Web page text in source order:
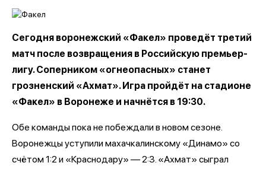
Сегодня воронежский «Факел» проведёт третий
матч после возвращения в Российскую премьер-
лигу. Соперником «огнеопасных» станет
грозненский «Ахмат». Игра пройдёт на стадионе
«Факел» в Воронеже и начнётся в 19:30.
Обе команды пока не побеждали в новом сезоне.
Воронежцы уступили махачкалинскому «Динамо» со
счётом 1:2 и «Краснодару» — 2:3. «Ахмат» сыграл